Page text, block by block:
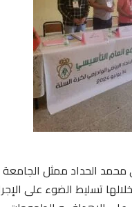
الحداد ممثل الجامعة
تسليط الضوء على